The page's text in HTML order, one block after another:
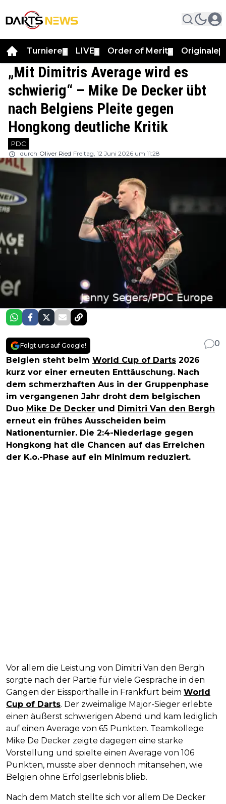
Turniere LIVE Order of Merit Originale
„Mit Dimitris Average wird es
schwierig“ – Mike De Decker übt
nach Belgiens Pleite gegen
Hongkong deutliche Kritik
PDC
durch Oliver Ried Freitag, 12 Juni 2026 um 11:28
Folgt uns auf Google!
0
Belgien steht beim World Cup of Darts 2026
kurz vor einer erneuten Enttäuschung. Nach
dem schmerzhaften Aus in der Gruppenphase
im vergangenen Jahr droht dem belgischen
Duo Mike De Decker und
Dimitri Van den Bergh
erneut ein frühes Ausscheiden beim
Nationenturnier. Die 2:4-Niederlage gegen
Hongkong hat die Chancen auf das Erreichen
der K.o.-Phase auf ein Minimum reduziert.
Vor allem die Leistung von Dimitri Van den Bergh
sorgte nach der Partie für viele Gespräche in den
Gängen der Eissporthalle in Frankfurt beim World
Cup of Darts. Der zweimalige Major-Sieger erlebte
einen äußerst schwierigen Abend und kam lediglich
auf einen Average von 65 Punkten. Teamkollege
Mike De Decker zeigte dagegen eine starke
Vorstellung und spielte einen Average von 106
Punkten, musste aber dennoch mitansehen, wie
Belgien ohne Erfolgserlebnis blieb.
Nach dem Match stellte sich vor allem De Decker